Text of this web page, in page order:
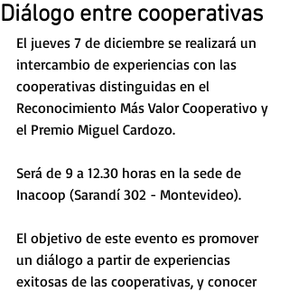
Diálogo entre cooperativas
El jueves 7 de diciembre se realizará un
intercambio de experiencias con las
cooperativas distinguidas en el
Reconocimiento Más Valor Cooperativo y
el Premio Miguel Cardozo.
Será de 9 a 12.30 horas en la sede de
Inacoop (Sarandí 302 - Montevideo).
El objetivo de este evento es promover
un diálogo a partir de experiencias
exitosas de las cooperativas, y conocer